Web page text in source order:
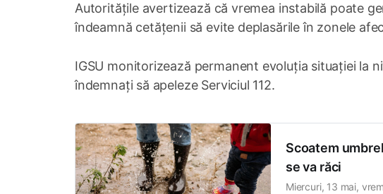
Autoritățile avertizează că vremea instabilă poate
îndeamnă cetățenii să evite deplasările în zonele
IGSU monitorizează permanent evoluția situației la
îndemnați să apeleze Serviciul 112.
Scoatem
se va răci
Miercuri, 13 mai,